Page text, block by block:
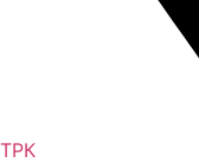
ТРК